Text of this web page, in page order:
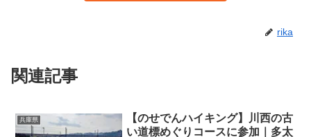
rika
関連記事
兵庫県
【のせでんハイキング】川西の古
い道標めぐりコースに参加｜多太